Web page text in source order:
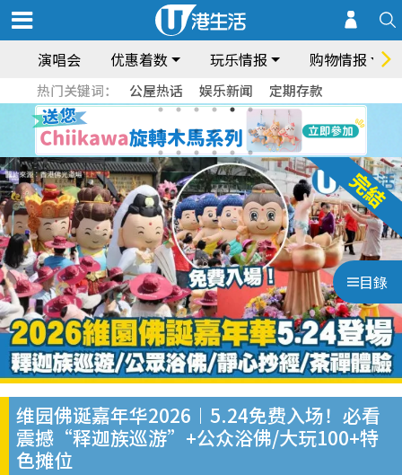
演唱会 优惠着数 玩乐情报 购物情报
热门关键词： 公屋热话 娱乐新闻 定期存款
目錄
维园佛诞嘉年华2026︱5.24免费入场！必看
震撼“释迦族巡游”+公众浴佛/大玩100+特
色摊位